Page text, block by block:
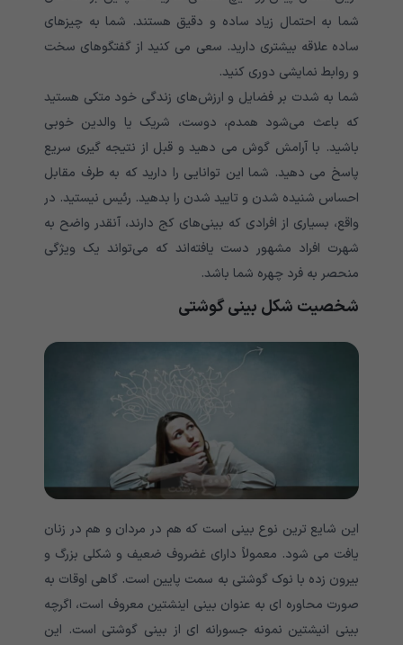
شما به احتمال زیاد ساده و دقیق هستند. شما به چیزهای
ساده علاقه بیشتری دارید. سعی می کنید از گفتگوهای سخت
و روابط نمایشی دوری کنید.
شما به شدت بر فضایل و ارزش‌های زندگی خود متکی هستید
که باعث می‌شود همدم، دوست، شریک یا والدین خوبی
باشید. با آرامش گوش می دهید و قبل از نتیجه گیری سریع
پاسخ می دهید. شما این توانایی را دارید که به طرف مقابل
احساس شنیده شدن و تایید شدن را بدهید. رئیس نیستید. در
واقع، بسیاری از افرادی که بینی‌های کج دارند، آنقدر واضح به
شهرت افراد مشهور دست یافته‌اند که می‌تواند یک ویژگی
منحصر به فرد چهره شما باشد.
شخصیت شکل بینی گوشتی
این شایع ترین نوع بینی است که هم در مردان و هم در زنان
یافت می شود. معمولاً دارای غضروف ضعیف و شکلی بزرگ و
بیرون زده با نوک گوشتی به سمت پایین است. گاهی اوقات به
صورت محاوره ای به عنوان بینی اینشتین معروف است، اگرچه
بینی انیشتین نمونه جسورانه ای از بینی گوشتی است. این